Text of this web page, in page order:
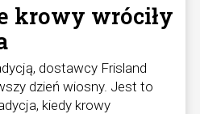
krowy wróciły
dostawcy Frisland
dzień wiosny. Jest to
kiedy krowy